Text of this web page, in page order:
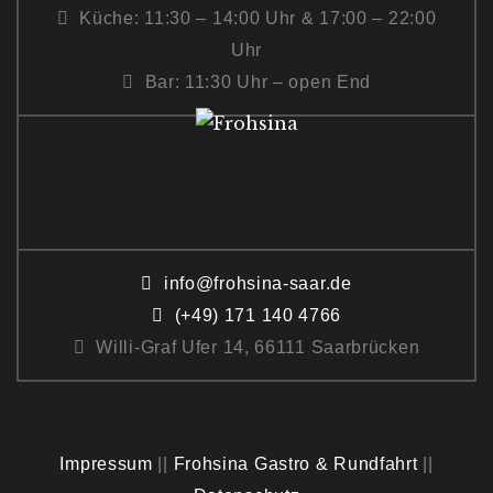
Küche: 11:30 – 14:00 Uhr & 17:00 – 22:00
Uhr
Bar: 11:30 Uhr – open End
info@frohsina-saar.de
(+49) 171 140 4766
Willi-Graf Ufer 14, 66111 Saarbrücken
Impressum Frohsina Gastro & Rundfahrt||